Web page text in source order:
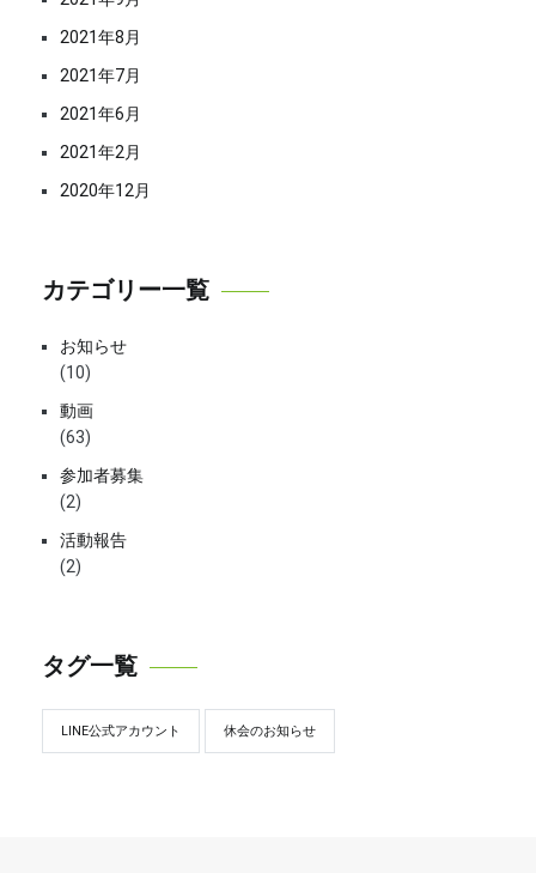
2021年8月
2021年7月
2021年6月
2021年2月
2020年12月
カテゴリー一覧
お知らせ
(10)
動画
(63)
参加者募集
(2)
活動報告
(2)
タグ一覧
LINE公式アカウント 休会のお知らせ